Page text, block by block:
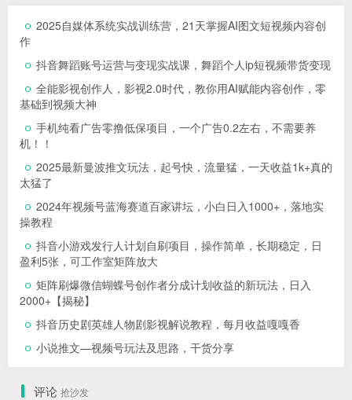
2025自媒体系统实战训练营，21天掌握AI图文短视频内容创
作
抖音舞蹈账号运营与变现实战课，舞蹈个人ip短视频带货变现
全能影视创作人，影视2.0时代，教你用AI赋能内容创作，​零
基础到视频大神
手机纯看广告零撸低保项目，一个广告0.2左右，不需要养
机！！
2025最新曼波推文玩法，起号快，流量猛，一天收益1k+真的
太猛了
2024年视频号蓝海赛道百家讲坛，小白日入1000+，落地实
操教程
抖音小游戏发行人计划自刷项目，操作简单，长期稳定，日
盈利5张，可工作室矩阵放大
矩阵刷爆微信蝴蝶号创作者分成计划收益的新玩法，日入
2000+【揭秘】
抖音历史剧英雄人物剧影视解说教程，每月收益嘎嘎香
小说推文—视频号玩法及思路，干货分享
评论 抢沙发